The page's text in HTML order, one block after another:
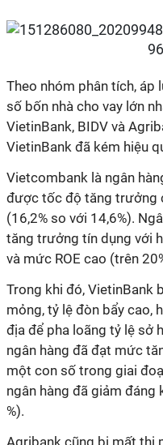
Theo nhóm phân tích,
số bốn nhà cho vay lớn
VietinBank, BIDV và
VietinBank đã kém hiệu
Vietcombank là ngân
được tốc độ tăng trưởng
(16,2% so với 14,6%).
tăng trưởng tín dụng với
và mức ROE cao (trên
Trong khi đó, VietinBank
mỏng, tỷ lệ đòn bẩy cao,
địa để pha loãng tỷ lệ sở
ngân hàng đã đạt mức
một con số trong giai
ngân hàng đã giảm đáng
%).
Agribank cũng bị mất thị